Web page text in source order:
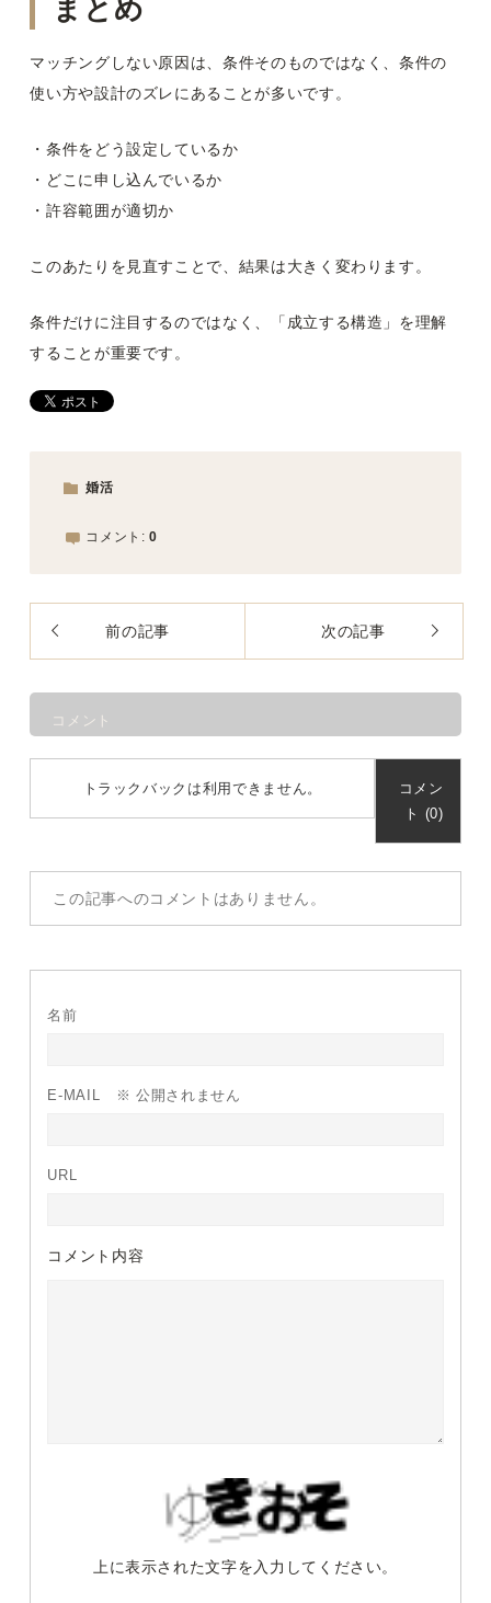
まとめ
マッチングしない原因は、条件そのものではなく、条件の
使い方や設計のズレにあることが多いです。
・条件をどう設定しているか
・どこに申し込んでいるか
・許容範囲が適切か
このあたりを見直すことで、結果は大きく変わります。
条件だけに注目するのではなく、「成立する構造」を理解
することが重要です。
婚活
コメント:0
前の記事 次の記事
コメント
トラックバックは利用できません。
コメン
ト (0)
この記事へのコメントはありません。
名前
E-MAIL ※ 公開されません
URL
コメント内容
上に表示された文字を入力してください。